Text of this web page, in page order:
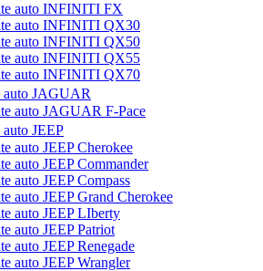
auto INFINITI FX
auto INFINITI QX30
auto INFINITI QX50
auto INFINITI QX55
auto INFINITI QX70
auto JAGUAR
auto JAGUAR F-Pace
auto JEEP
auto JEEP Cherokee
auto JEEP Commander
auto JEEP Compass
auto JEEP Grand Cherokee
auto JEEP LIberty
auto JEEP Patriot
auto JEEP Renegade
auto JEEP Wrangler